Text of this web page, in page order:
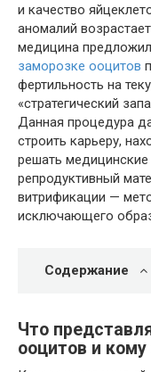
и качество
аномалий
медицина
заморозке ооцитов
фертильность на
«стратегический
Данная процедура
строить карьеру,
решать
репродуктивный
витрификации —
исключающего
Содержание
Что
ооцитов и кому